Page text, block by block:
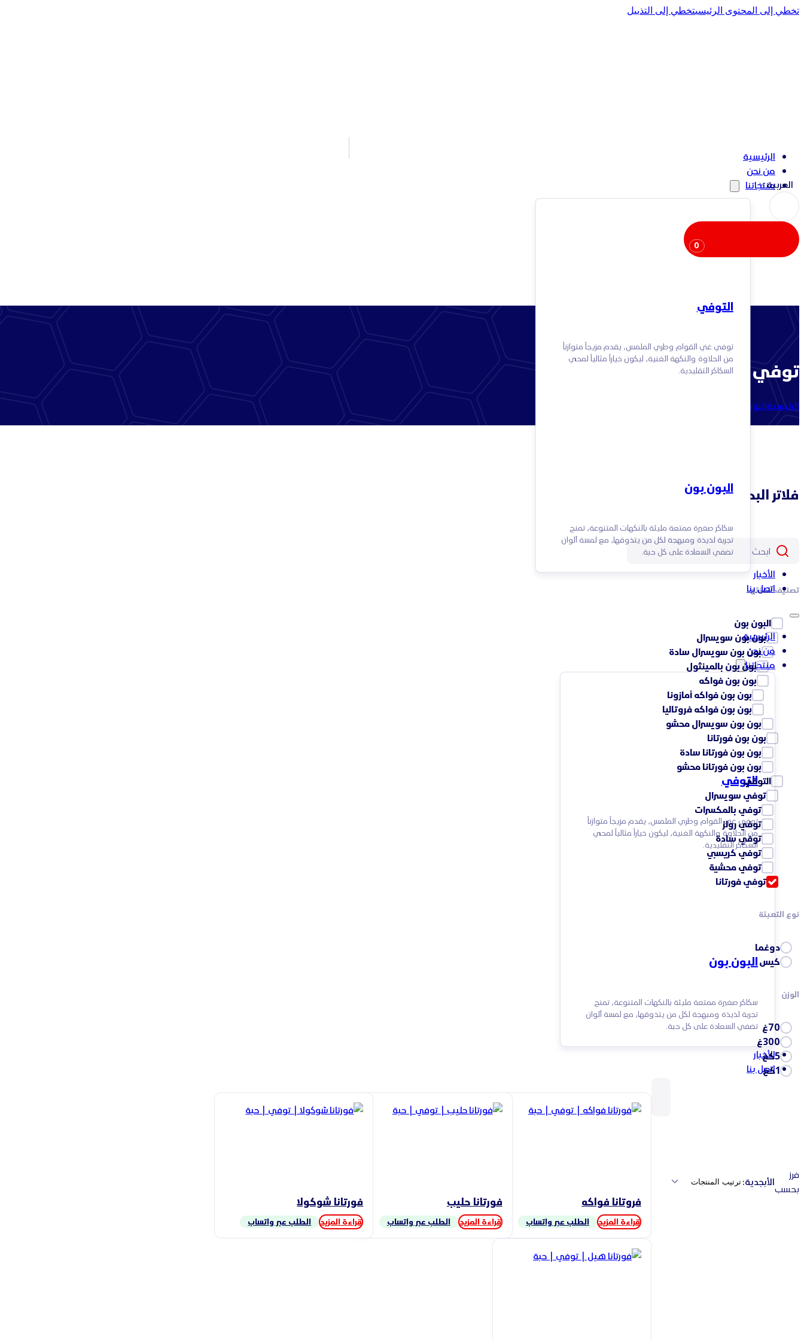
تخطي إلى المحتوى الرئيسيتخطي إلى التذييل
الرئيسية
من نحن
منتجاتنا
التوفي
توفي غني القوام وطري الملمس، يقدم مزيجاً متوازناً
من الحلاوة والنكهة الغنية، ليكون خياراً مثالياً لمحبي
السكاكر التقليدية.
البون بون
سكاكر صغيرة ممتعة مليئة بالنكهات المتنوعة، تمنح
تجربة لذيذة ومبهجة لكل من يتذوقها، مع لمسة ألوان
تضفي السعادة على كل حبة.
الأخبار
اتصل بنا
الرئيسية
من نحن
منتجاتنا
التوفي
توفي غني القوام وطري الملمس، يقدم مزيجاً متوازناً
من الحلاوة والنكهة الغنية، ليكون خياراً مثالياً لمحبي
السكاكر التقليدية.
البون بون
سكاكر صغيرة ممتعة مليئة بالنكهات المتنوعة، تمنح
تجربة لذيذة ومبهجة لكل من يتذوقها، مع لمسة ألوان
تضفي السعادة على كل حبة.
الأخبار
اتصل بنا
العربية
0
توفي فورتانا
الرئيسيةالتوفي
فلاتر البحث
تصنيف المنتج
البون بون
بون بون سويسرال
بون بون سويسرال سادة
بون بون بالمينثول
بون بون فواكه
بون بون فواكه أمازونا
بون بون فواكه فروتاليا
بون بون سويسرال محشو
بون بون فورتانا
بون بون فورتانا سادة
بون بون فورتانا محشو
التوفي
توفي سويسرال
توفي بالمكسرات
توفي رولز
توفي سادة
توفي كريسبي
توفي محشية
توفي فورتانا
نوع التعبئة
دوغما
كيس
الوزن
70غ
300غ
5كغ
1كغ
فرز
بحسب
الأبجدية:
فروتانا فواكه
قراءة المزيد الطلب عبر واتساب
فورتانا حليب
قراءة المزيد الطلب عبر واتساب
فورتانا شوكولا
قراءة المزيد الطلب عبر واتساب